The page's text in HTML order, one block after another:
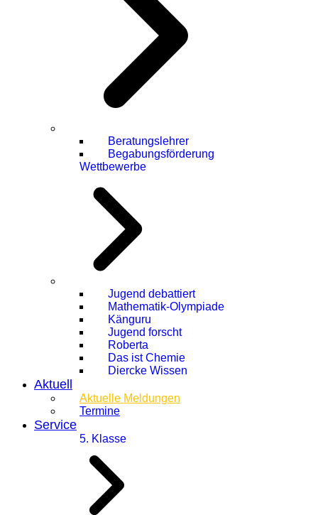
Beratungslehrer
Begabungsförderung
Wettbewerbe
Jugend debattiert
Mathematik-Olympiade
Känguru
Jugend forscht
Roberta
Das ist Chemie
Diercke Wissen
Aktuell
Aktuelle Meldungen
Termine
Service
5. Klasse